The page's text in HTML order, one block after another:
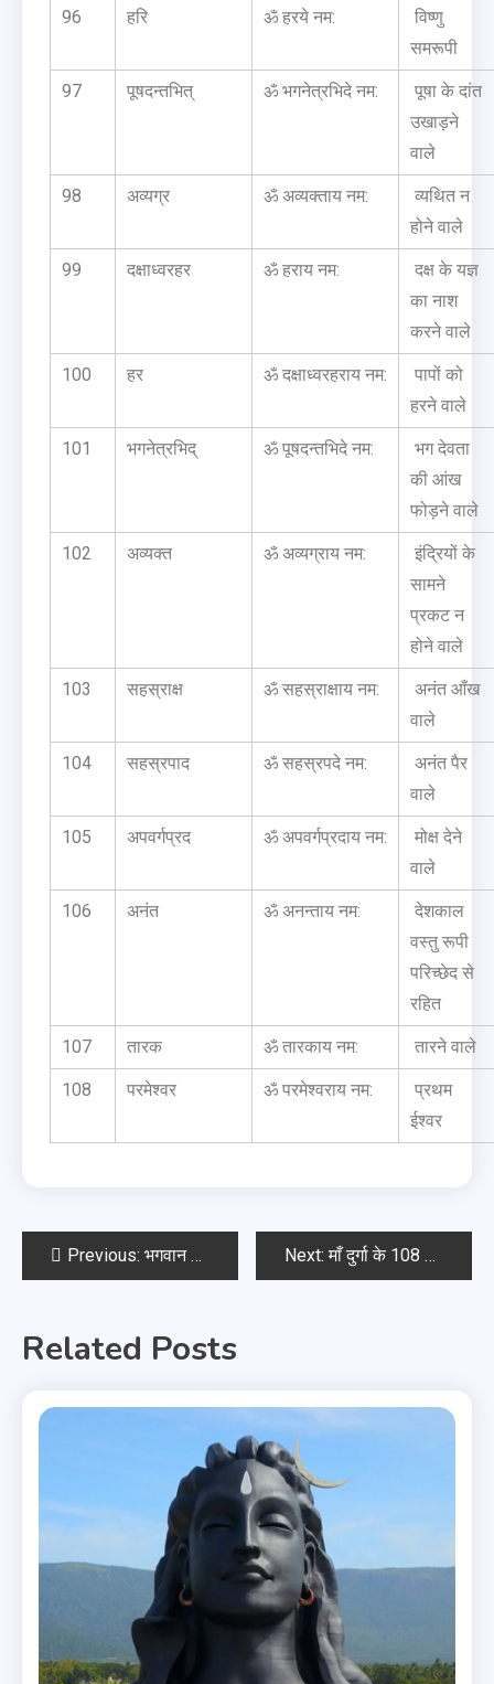
96 हरि ॐ हरये नम:
विष्णु
समरूपी
97 पूषदन्तभित् ॐ भगनेत्रभिदे नम:
पूषा के दांत
उखाड़ने
वाले
98 अव्यग्र ॐ अव्यक्ताय नम:
व्यथित न
होने वाले
99 दक्षाध्वरहर ॐ हराय नम:
दक्ष के यज्ञ
का नाश
करने वाले
100 हर ॐ दक्षाध्वरहराय नम:
पापों को
हरने वाले
101 भगनेत्रभिद् ॐ पूषदन्तभिदे नम:
भग देवता
की आंख
फोड़ने वाले
102 अव्यक्त ॐ अव्यग्राय नम:
इंद्रियों के
सामने
प्रकट न
होने वाले
103 सहस्राक्ष ॐ सहस्राक्षाय नम:
अनंत आँख
वाले
104 सहस्रपाद ॐ सहस्रपदे नम:
अनंत पैर
वाले
105 अपवर्गप्रद ॐ अपवर्गप्रदाय नम:
मोक्ष देने
वाले
106 अनंत ॐ अनन्ताय नम:
देशकाल
वस्तु रूपी
परिच्छेद से
रहित
107 तारक ॐ तारकाय नम: तारने वाले
108 परमेश्वर ॐ परमेश्वराय नम:
प्रथम
ईश्वर
Previous: भगवान कृष्ण के 108 नाम Next: माँ दुर्गा के 108 नाम
Related Posts